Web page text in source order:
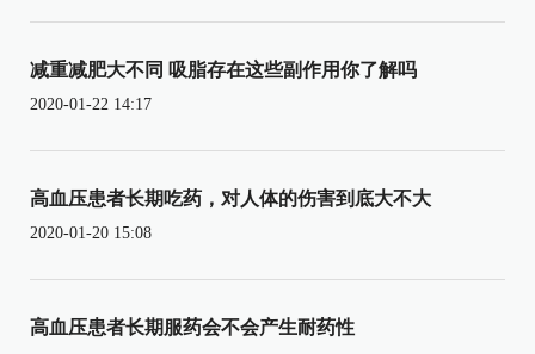
减重减肥大不同 吸脂存在这些副作用你了解吗
2020-01-22 14:17
高血压患者长期吃药，对人体的伤害到底大不大
2020-01-20 15:08
高血压患者长期服药会不会产生耐药性